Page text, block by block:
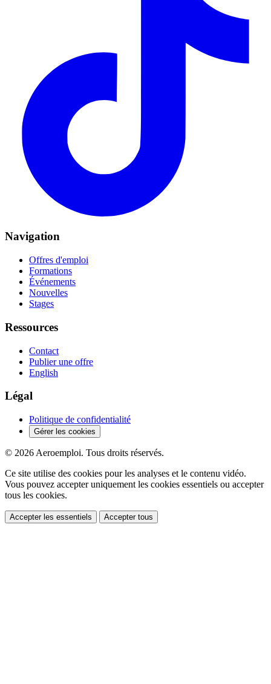
Navigation
Offres d'emploi
Formations
Événements
Nouvelles
Stages
Ressources
Contact
Publier une offre
English
Légal
Politique de confidentialité
Gérer les cookies
© 2026 Aeroemploi. Tous droits réservés.
Ce site utilise des cookies pour les analyses et le contenu vidéo.
Vous pouvez accepter uniquement les cookies essentiels ou accepter
tous les cookies.
Accepter les essentiels Accepter tous